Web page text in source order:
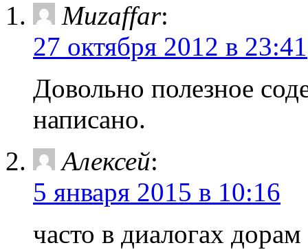
Muzaffar:
27 октября 2012 в 23:41
Довольно полезное
написано.
Алексей:
5 января 2015 в 10:16
часто в диалогах